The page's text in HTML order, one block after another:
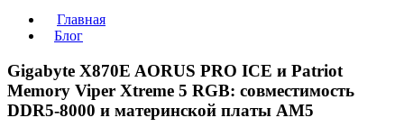
Главная
Блог
Gigabyte X870E AORUS PRO ICE и Patriot
Memory Viper Xtreme 5 RGB: совместимость
DDR5-8000 и материнской платы AM5